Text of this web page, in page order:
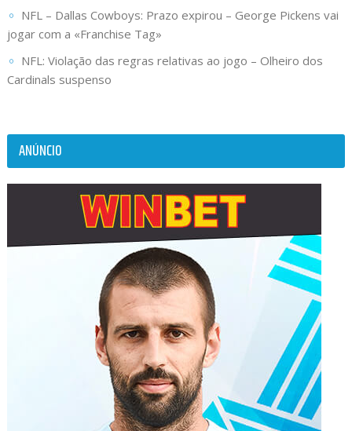
NFL – Dallas Cowboys: Prazo expirou – George Pickens vai
jogar com a «Franchise Tag»
NFL: Violação das regras relativas ao jogo – Olheiro dos
Cardinals suspenso
ANÚNCIO